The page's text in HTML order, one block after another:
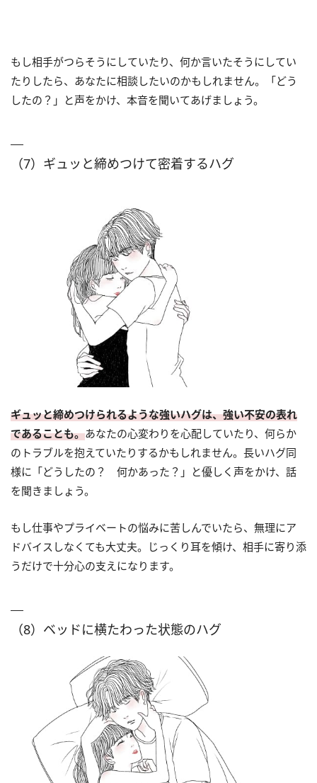
もし相手がつらそうにしていたり、何か言いたそうにしてい
たりしたら、あなたに相談したいのかもしれません。「どう
したの？」と声をかけ、本音を聞いてあげましょう。
（7）ギュッと締めつけて密着するハグ
ギュッと締めつけられるような強いハグは、強い不安の表れ
であることも。あなたの心変わりを心配していたり、何らか
のトラブルを抱えていたりするかもしれません。長いハグ同
様に「どうしたの？ 何かあった？」と優しく声をかけ、話
を聞きましょう。
もし仕事やプライベートの悩みに苦しんでいたら、無理にア
ドバイスしなくても大丈夫。じっくり耳を傾け、相手に寄り添
うだけで十分心の支えになります。
（8）ベッドに横たわった状態のハグ